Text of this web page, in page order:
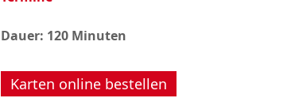
Dauer: 120 Minuten
Karten online bestellen